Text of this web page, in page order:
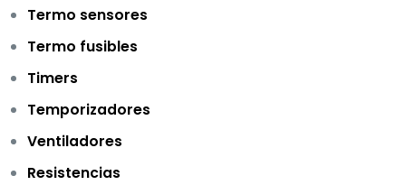
Termo sensores
Termo fusibles
Timers
Temporizadores
Ventiladores
Resistencias